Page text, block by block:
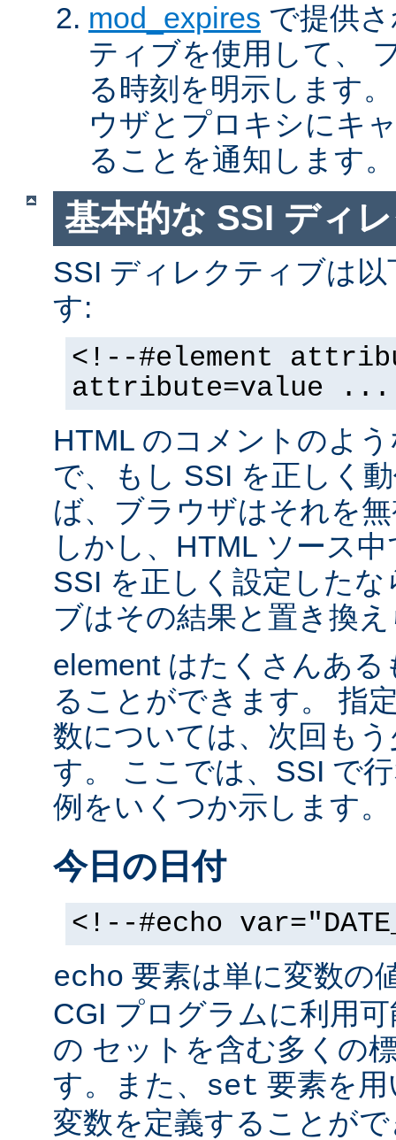
mod_expires で提供
ティブを使用して、
る時刻を明示します
ウザとプロキシにキ
ることを通知します。
基本的な SSI ディ
SSI ディレクティブは
す:
<!--#element
attribute=value
HTML のコメントのよ
で、もし SSI を正しく
ば、ブラウザはそれを
しかし、HTML ソース
SSI を正しく設定した
ブはその結果と置き換
element はたくさんあ
ることができます。 指
数については、次回も
す。 ここでは、SSI で
例をいくつか示します。
今日の日付
<!--#echo
echo 要素は単に変数の
CGI プログラムに利用
の セットを含む多くの
す。また、 set 要素を
変数を定義することが